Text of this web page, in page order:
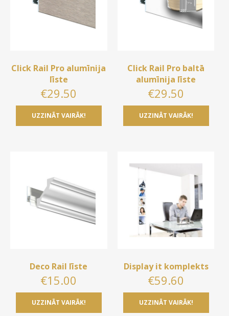
Click Rail Pro alumīnija
līste
€29.50
UZZINĀT VAIRĀK!
Click Rail Pro baltā
alumīnija līste
€29.50
UZZINĀT VAIRĀK!
Deco Rail līste
€15.00
UZZINĀT VAIRĀK!
Display it komplekts
€59.60
UZZINĀT VAIRĀK!